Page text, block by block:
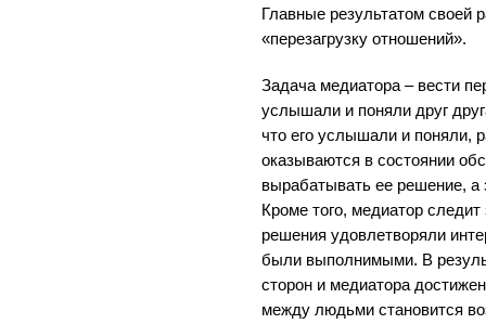
Главные результатом своей
«перезагрузку отношений».
Задача медиатора – вести
услышали и поняли друг
что его услышали и поняли,
оказываются в состоянии
вырабатывать ее решение, а
Кроме того, медиатор
решения удовлетворяли
были выполнимыми. В
сторон и медиатора
между людьми становится